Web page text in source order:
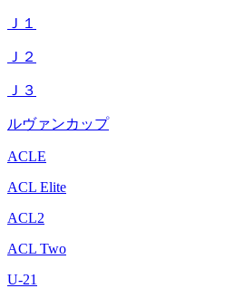
Ｊ１
Ｊ２
Ｊ３
ルヴァンカップ
ACLE
ACL Elite
ACL2
ACL Two
U-21